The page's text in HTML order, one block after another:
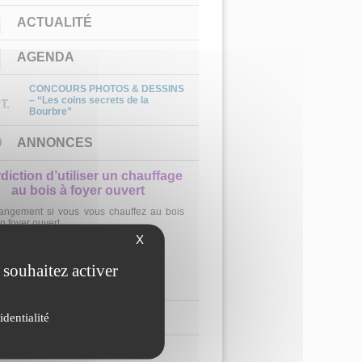
ACTUALITÉ
AGENDA
CONCOURS PHOTOS & DESSINS
– “Les coins secrets de la
Bourbre”
ANNONCES
un chauffage
ouvert
chauffez au bois
DÉMARCHAGE À DOMICILE SUR
La société RANGER, missionnée par le
fournisseur d’énergie ENGIE, mènera une
campagne de démarchage à domicile à Cessieu
du 1er mars au 31 mars 2026. Important : La
cautionne ce démarchage.
CHAÎNE YOUTUBE
X
activer